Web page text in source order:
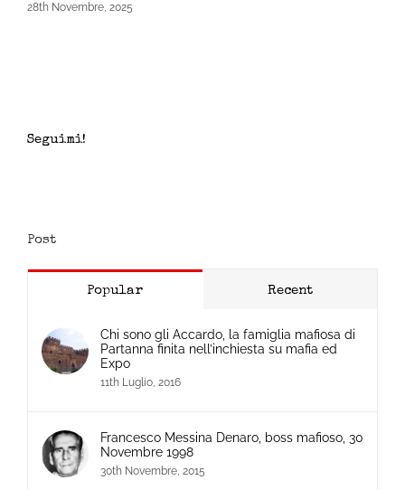
28th Novembre, 2025
Seguimi!
Post
Popular Recent
Chi sono gli Accardo, la famiglia mafiosa di
Partanna finita nell’inchiesta su mafia ed
Expo
11th Luglio, 2016
Francesco Messina Denaro, boss mafioso, 30
Novembre 1998
30th Novembre, 2015